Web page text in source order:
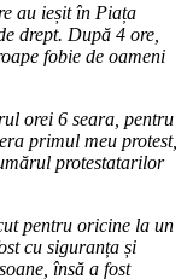
au ieșit în Piața
drept. După 4 ore,
fobie de oameni
orei 6 seara, pentru
primul meu protest,
protestatarilor
pentru oricine la un
cu siguranța și
însă a fost